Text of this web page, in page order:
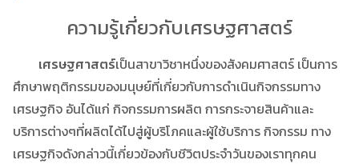
ความรู้เกี่ยวกับเศรษฐศาสตร์
เศรษฐศาสตร์เป็นสาขาวิชาหนึ่งของสังคมศาสตร์ เป็นการ
ศึกษาพฤติกรรมของมนุษย์ที่เกี่ยวกับการดำเนินกิจกรรมทาง
เศรษฐกิจ อันได้แก่ กิจกรรมการผลิต การกระจายสินค้าและ
บริการต่างๆที่ผลิตได้ไปสู่ผู้บริโภคและผู้ใช้บริการ กิจกรรม ทาง
เศรษฐกิจดังกล่าวนี้เกี่ยวข้องกับชีวิตประจำวันของเราทุกคน